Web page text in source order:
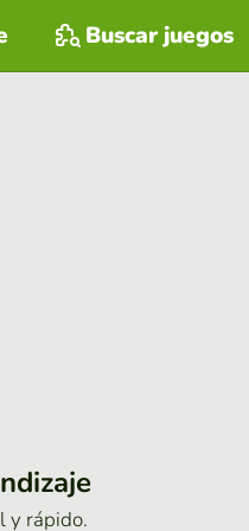
Buscar juegos
y rápido.